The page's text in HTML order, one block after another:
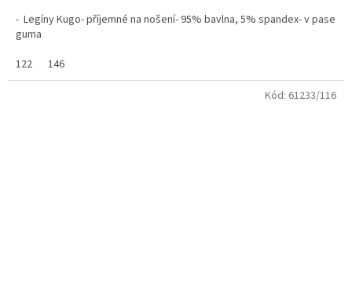
- Legíny Kugo- příjemné na nošení- 95% bavlna, 5% spandex- v pase
guma
122
146
Kód: 61233/116